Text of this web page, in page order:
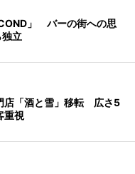
」 バーの街への思
独立
店「酒と雪」移転 広さ5
重視